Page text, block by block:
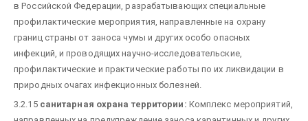
в Российской Федерации, разрабатывающих специальные
профилактические мероприятия, направленные на охрану
границ страны от заноса чумы и других особо опасных
инфекций, и проводящих научно-исследовательские,
профилактические и практические работы по их ликвидации в
природных очагах инфекционных болезней.
3.2.15санитарная охрана территории: Комплекс мероприятий,